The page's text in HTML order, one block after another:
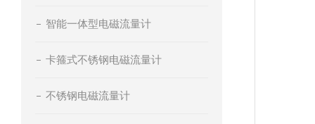
智能一体型电磁流量计
卡箍式不锈钢电磁流量计
不锈钢电磁流量计